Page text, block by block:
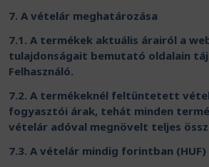
7. A vételár meghatározása
7.1. A termékek aktuális árairól a
tulajdonságait bemutató oldalain
Felhasználó.
7.2. A termékeknél feltüntetett
fogyasztói árak, tehát minden
vételár adóval megnövelt teljes
7.3. A vételár mindig forintban